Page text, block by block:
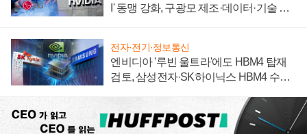
I' 동맹 강화, 구광모 제조·데이터·기술 결
전자·전기·정보통신
엔비디아 '루빈 울트라'에도 HBM4 탑재
검토, 삼성전자·SK하이닉스 HBM4 수율